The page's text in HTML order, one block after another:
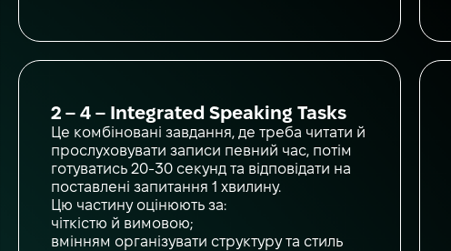
2 – 4 – Integrated Speaking Tasks
Це комбіновані завдання, де треба читати й
прослуховувати записи певний час, потім
готуватись 20-30 секунд та відповідати на
поставлені запитання 1 хвилину.
Цю частину оцінюють за:
чіткістю й вимовою;
вмінням організувати структуру та стиль